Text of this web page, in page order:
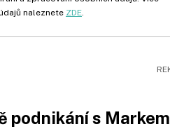
naleznete ZDE
podnikání s Markem